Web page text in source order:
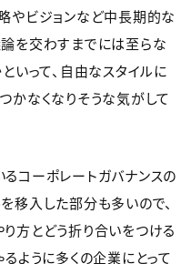
やビジョンなど中長期的な
を交わすまでには至らな
いって、自由なスタイルに
かなくなりそうな気がして
コーポレートガバナンスの
移入した部分も多いので、
方とどう折り合いをつける
ように多くの企業にとって